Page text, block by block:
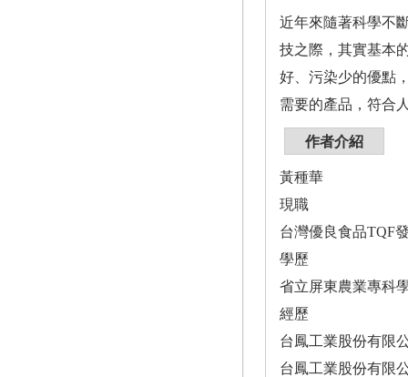
近年來隨著科學不
技之際，其實基本
好、污染少的優點
需要的產品，符合
作者介紹
黃種華
現職
台灣優良食品TQF
學歷
省立屏東農業專科
經歷
台鳳工業股份有限
台鳳工業股份有限